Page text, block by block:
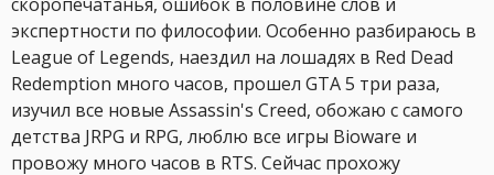
экспертности по философии. Особенно разбираюсь в
League of Legends, наездил на лошадях в Red Dead
Redemption много часов, прошел GTA 5 три раза,
изучил все новые Assassin's Creed, обожаю с самого
детства JRPG и RPG, люблю все игры Bioware и
провожу много часов в RTS. Сейчас прохожу